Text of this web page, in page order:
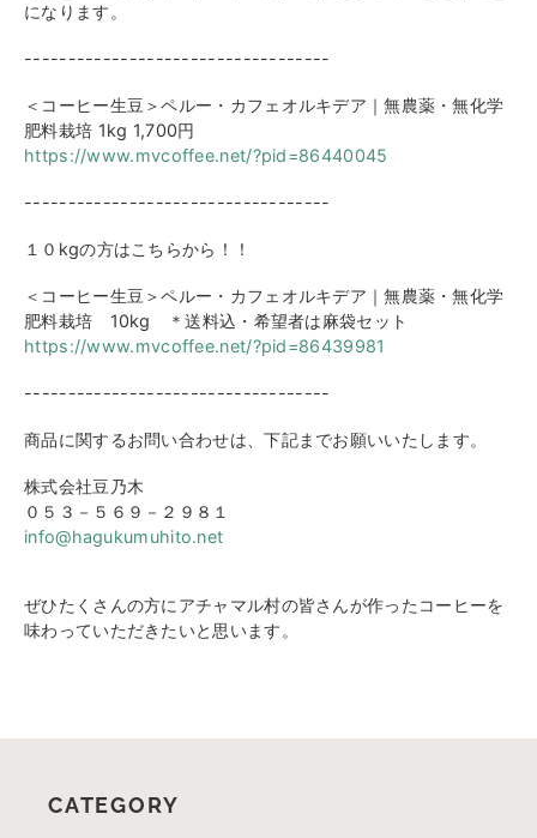
になります。
-----------------------------------
＜コーヒー生豆＞ペルー・カフェオルキデア｜無農薬・無化学
肥料栽培 1kg 1,700円
https://www.mvcoffee.net/?pid=86440045
-----------------------------------
１０kgの方はこちらから！！
＜コーヒー生豆＞ペルー・カフェオルキデア｜無農薬・無化学
肥料栽培 10kg ＊送料込・希望者は麻袋セット
https://www.mvcoffee.net/?pid=86439981
-----------------------------------
商品に関するお問い合わせは、下記までお願いいたします。
株式会社豆乃木
０５３－５６９－２９８１
info@hagukumuhito.net
ぜひたくさんの方にアチャマル村の皆さんが作ったコーヒーを
味わっていただきたいと 思います。
CATEGORY